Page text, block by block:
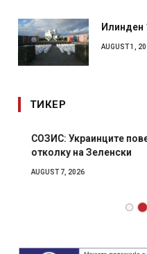
Илинден
AUGUST 1,
ТИКЕР
СОЗИС: Украинците
отколку на Зеленски
AUGUST 7, 2026